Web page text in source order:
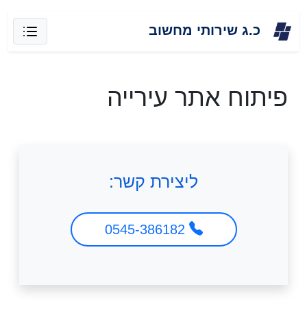
כ.ג שירותי מחשוב
פיתוח אתר עירייה
ליצירת קשר: